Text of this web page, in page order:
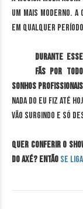
um mais moderno.
em qualquer
Durante
fãs por
sonhos
Nada do eu fiz até
vão surgindo e só
Quer conferir o
do axé? Então se